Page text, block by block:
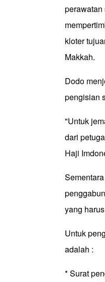
perawatan
kloter
Makkah.
Dodo
pengisian
"Untuk
dari
Haji
yang
Untuk
adalah :
* Surat